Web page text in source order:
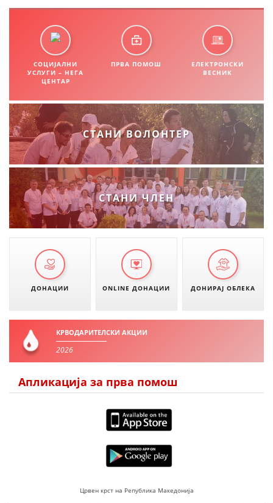
ТИМОВИ НА ООЦК ОХРИД
ПРОЕКТИ – ПОДГОТВЕНОСТ И ДЕЈСТВУВАЊЕ ПРИ КАТАСТРОФИ
МЕЃУНАРОДНА СОРАБОТКА
ЗНАЧЕЊЕ НА СЛУЖБАТА ЗА БАРАЊЕ
ФОРМУЛАРИ ЗА БАРАЊА
ЗДРАВСТВЕНО ПРЕВЕНТИВНА ДЕЈНОСТ
ПРВА ПОМОШ
ИНФОРМАЦИИ ЗА БОЛЕСТИ
МЕНАЏМЕНТ НА ВОЛОНТЕРИ
ЗА НАС
ПРИРАЧНИЦИ
СТРАТЕГИИ
СОЦИЈАЛНИ
УСЛУГИ – НЕГА
ЦЕНТАР
ПРВА ПОМОШ
ЕЛЕКТРОНСКИ
ВЕСНИК
СТАНИ ВОЛОНТЕР
СТАНИ ЧЛЕН
ДОНАЦИИ ONLINE ДОНАЦИИ ДОНИРАЈ ОБЛЕКА
КРВОДАРИТЕЛСКИ АКЦИИ
2026
Апликација за прва помош
Црвен крст на Република Македонија